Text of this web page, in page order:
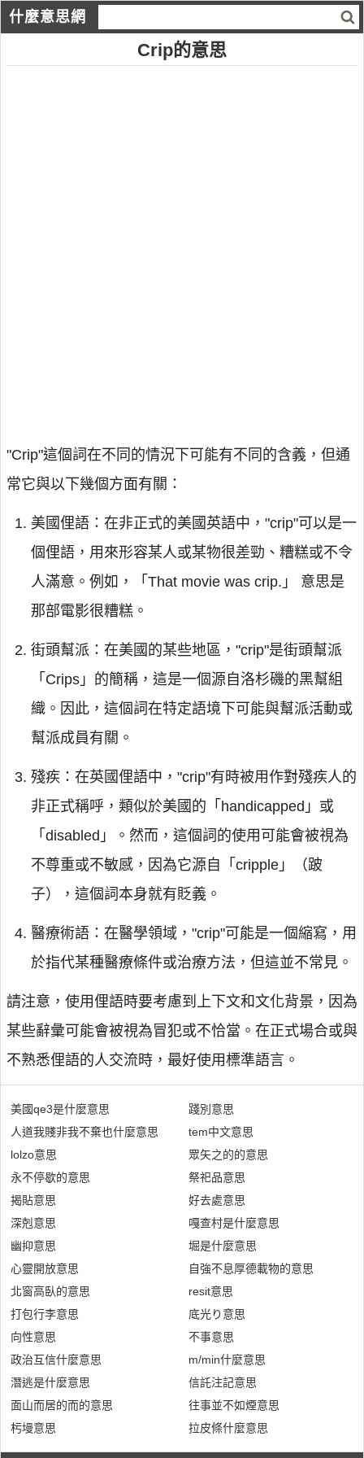
什麼意思網
Crip的意思
"Crip"這個詞在不同的情況下可能有不同的含義，但通
常它與以下幾個方面有關：
美國俚語：在非正式的美國英語中，"crip"可以是一
個俚語，用來形容某人或某物很差勁、糟糕或不令
人滿意。例如，「That movie was crip.」 意思是
那部電影很糟糕。
街頭幫派：在美國的某些地區，"crip"是街頭幫派
「Crips」的簡稱，這是一個源自洛杉磯的黑幫組
織。因此，這個詞在特定語境下可能與幫派活動或
幫派成員有關。
殘疾：在英國俚語中，"crip"有時被用作對殘疾人的
非正式稱呼，類似於美國的「handicapped」或
「disabled」。然而，這個詞的使用可能會被視為
不尊重或不敏感，因為它源自「cripple」（跛
子），這個詞本身就有貶義。
醫療術語：在醫學領域，"crip"可能是一個縮寫，用
於指代某種醫療條件或治療方法，但這並不常見。
請注意，使用俚語時要考慮到上下文和文化背景，因為
某些辭彙可能會被視為冒犯或不恰當。在正式場合或與
不熟悉俚語的人交流時，最好使用標準語言。
美國qe3是什麼意思
人道我賤非我不棄也什麼意思
lolzo意思
永不停歇的意思
揭貼意思
深剋意思
幽抑意思
心靈開放意思
北窗高臥的意思
打包行李意思
向性意思
政治互信什麼意思
潛逃是什麼意思
面山而居的而的意思
杇墁意思
踐別意思
tem中文意思
眾矢之的的意思
祭祀品意思
好去處意思
嘎查村是什麼意思
堀是什麼意思
自強不息厚德載物的意思
resit意思
底光り意思
不事意思
m/min什麼意思
信託注記意思
往事並不如煙意思
拉皮條什麼意思